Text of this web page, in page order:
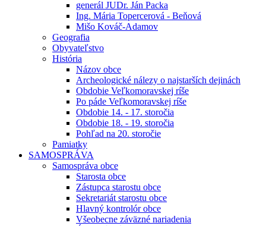
generál JUDr. Ján Packa
Ing. Mária Topercerová - Beňová
Mišo Kováč-Adamov
Geografia
Obyvateľstvo
História
Názov obce
Archeologické nálezy o najstarších dejinách
Obdobie Veľkomoravskej ríše
Po páde Veľkomoravskej ríše
Obdobie 14. - 17. storočia
Obdobie 18. - 19. storočia
Pohľad na 20. storočie
Pamiatky
SAMOSPRÁVA
Samospráva obce
Starosta obce
Zástupca starostu obce
Sekretariát starostu obce
Hlavný kontrolór obce
Všeobecne záväzné nariadenia